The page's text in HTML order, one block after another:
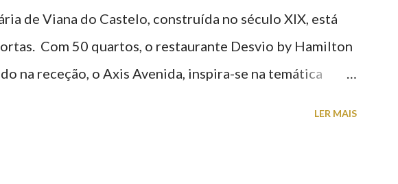
de Viana do Castelo, construída no século XIX, está
Com 50 quartos, o restaurante Desvio by Hamilton
na receção, o Axis Avenida, inspira-se na temática
LER MAIS